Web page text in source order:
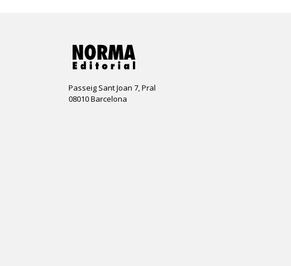
Passeig Sant Joan 7, Pral
08010 Barcelona